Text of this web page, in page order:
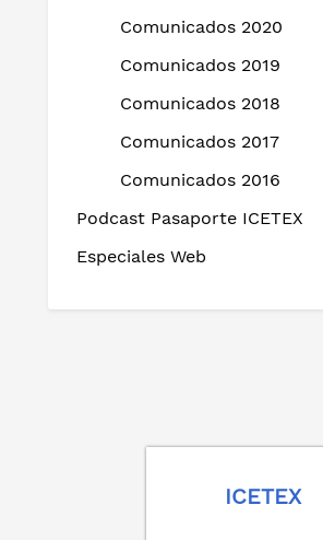
Comunicados 2020
Comunicados 2019
Comunicados 2018
Comunicados 2017
Comunicados 2016
Podcast Pasaporte ICETEX
Especiales Web
ICETEX